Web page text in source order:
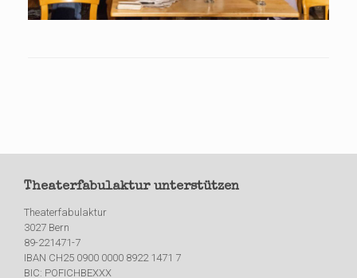
Theaterfabulaktur unterstützen
Theaterfabulaktur
3027 Bern
89-221471-7
IBAN CH25 0900 0000 8922 1471 7
BIC: POFICHBEXXX